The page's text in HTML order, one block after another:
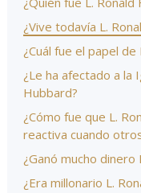
¿Vive todavía L.
¿Cuál fue el papel
¿Le ha afectado a la
Hubbard?
¿Cómo fue que L.
reactiva cuando
¿Ganó mucho
¿Era millonario L.